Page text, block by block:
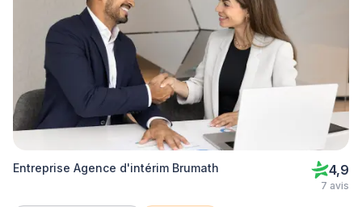
Entreprise Agence d'intérim Brumath 4,9
7 avis